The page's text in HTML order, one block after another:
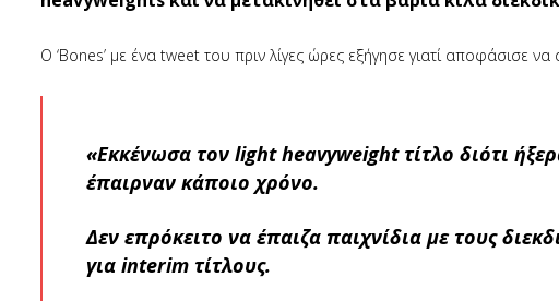
Ο ‘Bones’ με ένα tweet του πριν λίγες ώρες εξήγησε γιατί αποφάσισε
«Εκκένωσα τον light heavyweight τίτλο διότι
έπαιρναν κάποιο χρόνο.
Δεν επρόκειτο να έπαιζα παιχνίδια με τους
για interim τίτλους.